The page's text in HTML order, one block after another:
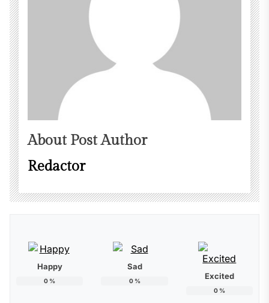
About Post Author
Redactor
Happy
0 %
Sad
0% Excited
0%